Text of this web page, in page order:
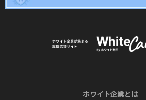
ホワイト企業とは